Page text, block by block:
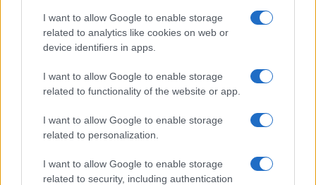
I want to allow Google to enable storage
related to analytics like cookies on web or
device identifiers in apps.
I want to allow Google to enable storage
related to functionality of the website or app.
I want to allow Google to enable storage
related to personalization.
I want to allow Google to enable storage
related to security, including authentication
e recupero
Cristian Castiglioni · 1 Ago 2026
FITNESS